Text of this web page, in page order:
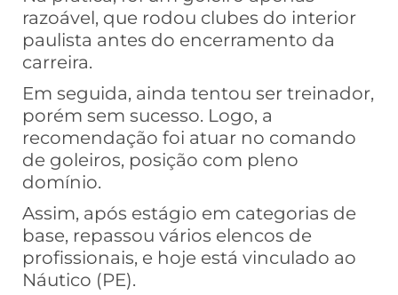
razoável, que rodou clubes do interior
paulista antes do encerramento da
carreira.
Em seguida, ainda tentou ser treinador,
porém sem sucesso. Logo, a
recomendação foi atuar no comando
de goleiros, posição com pleno
domínio.
Assim, após estágio em categorias de
base, repassou vários elencos de
profissionais, e hoje está vinculado ao
Náutico (PE).